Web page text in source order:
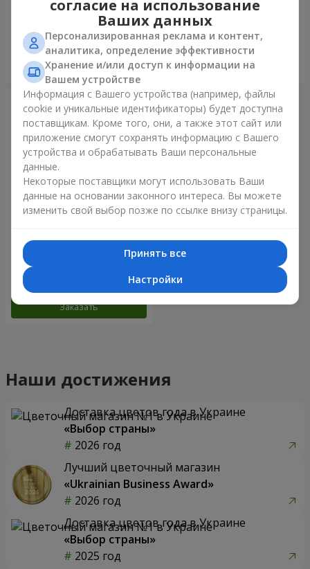
Заказать
золото"
Заказать
Фонтан шаров "Радужное
настроение"
Заказать
Наши достижения
Доставка цветов года в Украине
«Выбор страны»
2026 год
Лучший цветочный магазин
«Ukrainian Business Award»
2026 год
Доставка цветов года в Украине
«Выбор страны»
2025 год
согласие на использование
Ваших данных
Персонализированная реклама и контент,
аналитика, определение эффективности
Хранение и/или доступ к информации на
Вашем устройстве
Информация с Вашего устройства (например, файлы
cookie и уникальные идентификаторы) будет доступна
поставщикам. Кроме того, они, а также этот сайт или
приложение смогут сохранять информацию с Вашего
устройства и обрабатывать Ваши персональные
данные.
Некоторые поставщики могут использовать Ваши
данные на основании законного интереса. Вы можете
изменить свой выбор позже по ссылке внизу страницы.
Принять все
Настройки